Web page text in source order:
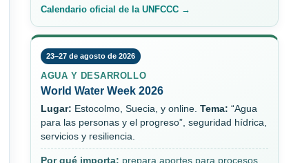
Calendario oficial de la UNFCCC →
23–27 de agosto de 2026
AGUA Y DESARROLLO
World Water Week 2026
Lugar: Estocolmo, Suecia, y online. Tema: “Agua
para las personas y el progreso”, seguridad hídrica,
servicios y resiliencia.
Por qué importa: prepara aportes para procesos